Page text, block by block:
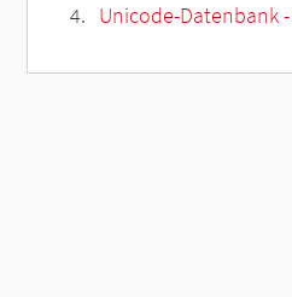
Unicode-Datenbank